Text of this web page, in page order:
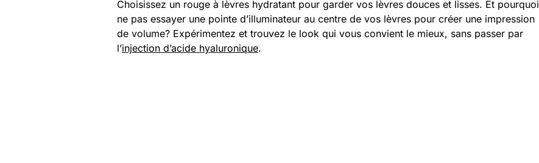
Choisissez un rouge à lèvres hydratant pour garder vos lèvres douces et lisses. Et pourquoi
ne pas essayer une pointe d’illuminateur au centre de vos lèvres pour créer une impression
de volume? Expérimentez et trouvez le look qui vous convient le mieux, sans passer par
l’injection d’acide hyaluronique.